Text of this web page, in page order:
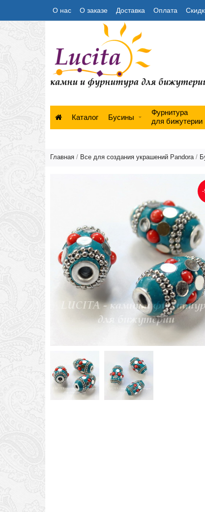
О нас О заказе Доставка Оплата
Каталог Бусины
Фурнитура
для бижутерии
Главная / Все для создания украшений Pandora/
-